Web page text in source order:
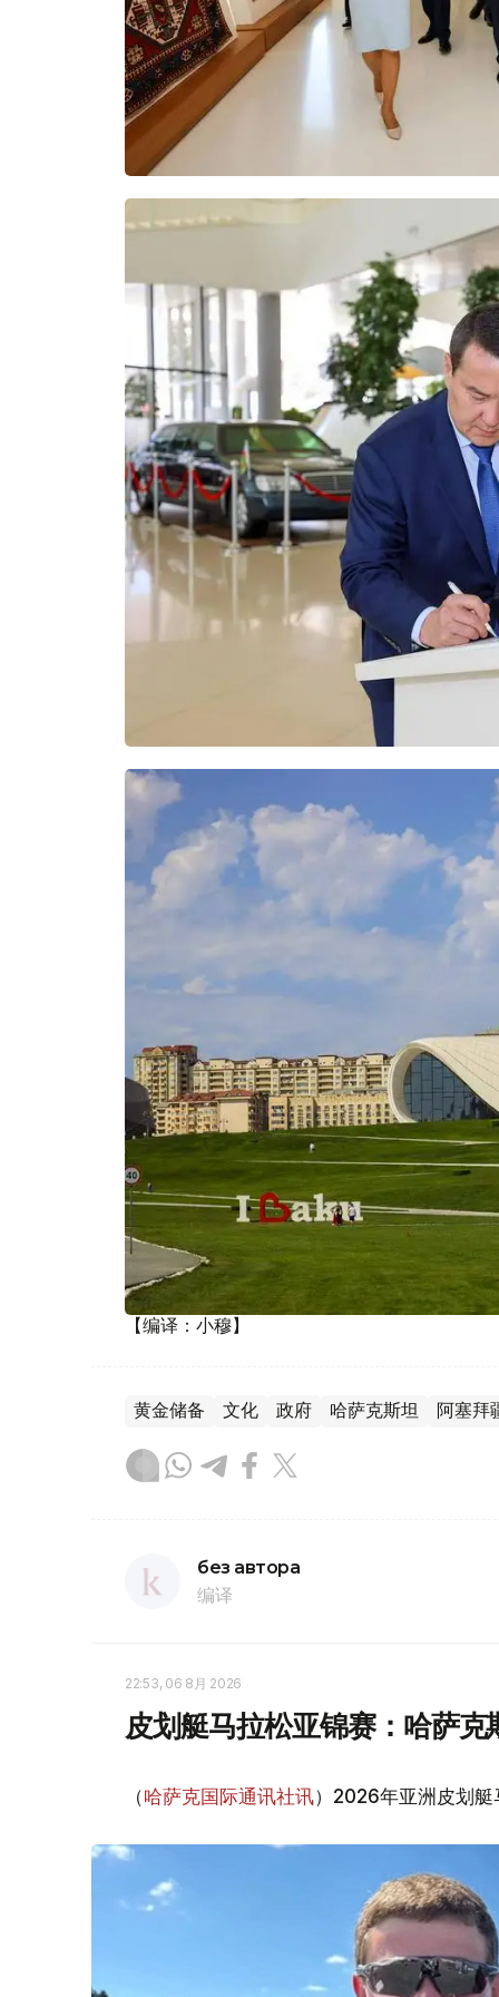
【编译：小穆】
黄金储备 文化 政府 哈萨克斯坦 阿塞拜
без автора
编译
22:53, 06 8月 2026
皮划艇马拉松亚锦赛：哈萨
（哈萨克国际通讯社讯）2026年亚洲皮划